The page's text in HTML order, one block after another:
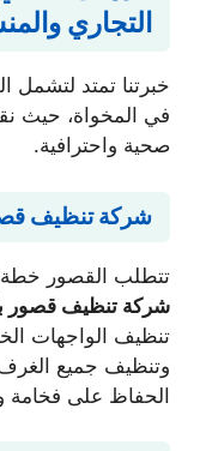
التجاري
خبرتنا تمتد لتشمل
في المخواة، حيث
صحية واحترافية.
شركة تنظيف
تتطلب القصور خطة
شركة تنظيف قصور
تنظيف الواجهات
وتنظيف جميع
الحفاظ على فخامة